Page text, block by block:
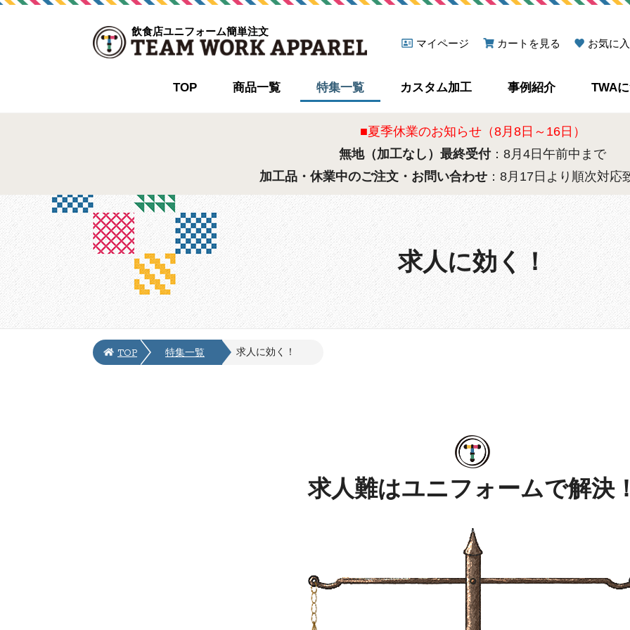
飲食店ユニフォーム簡単注文
マイページ
カートを見る お気に
TOP 商品一覧 特集一覧 カスタム加工 事例紹介 TWA
■夏季休業のお知らせ（8月8日～16日）
無地（加工なし）最終受付：8月4日午前中まで
加工品・休業中のご注文・お問い合わせ ：8月17日より順次対応
求人に効く！
TOP 特集一覧 求人に効く！
求人難はユニフォームで解決